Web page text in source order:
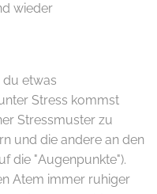
wieder
du etwas
Stress kommst
Stressmuster zu
und die andere an den
die "Augenpunkte").
Atem immer ruhiger